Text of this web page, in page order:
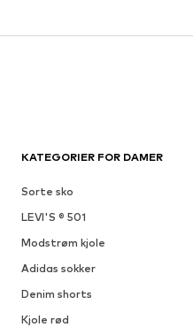
KATEGORIER FOR DAMER
Sorte sko
LEVI'S ® 501
Modstrøm kjole
Adidas sokker
Denim shorts
Kjole rød